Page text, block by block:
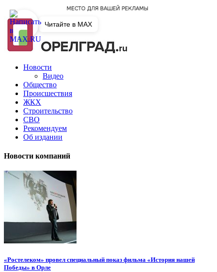
Новости
Видео
Общество
Происшествия
ЖКХ
Строительство
СВО
Рекомендуем
Об издании
Новости компаний
«Ростелеком» провел специальный показ фильма «История нашей
Победы» в Орле
Читайте в MAX